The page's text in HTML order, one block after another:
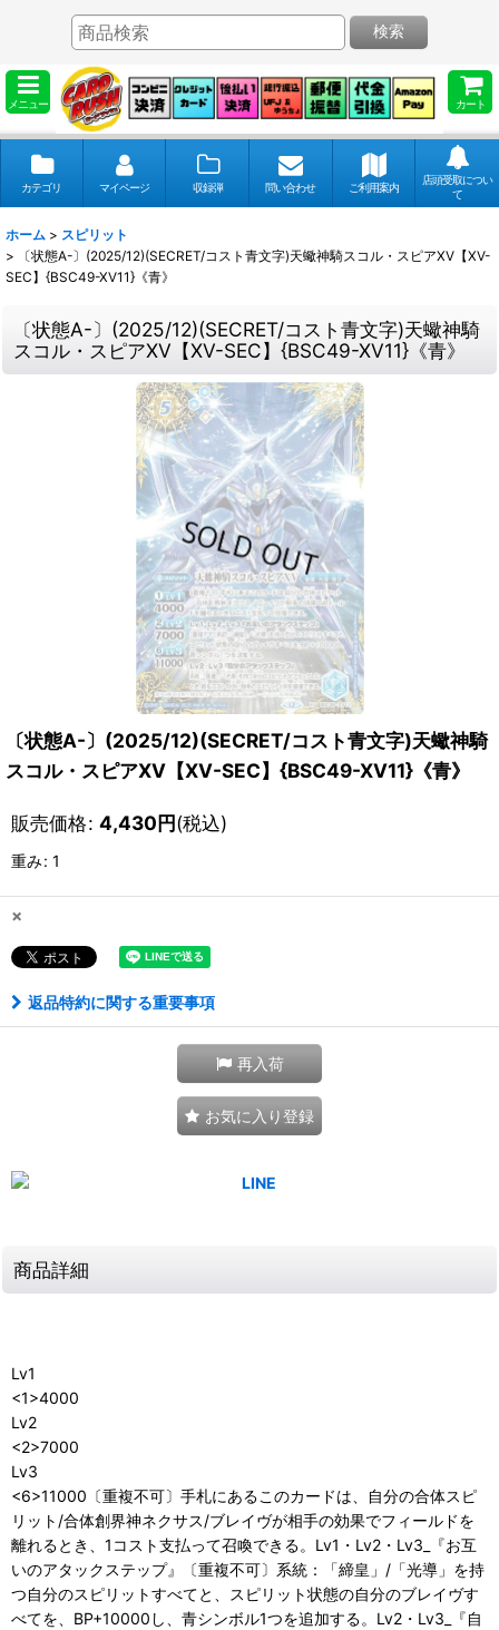
メニュー カート
検索
カテゴリ マイページ 収録弾 問い合わせ ご利用案内
店頭受取につい
て
ホーム > スピリット
>
〔状態A-〕(2025/12)(SECRET/コスト青文字)天蠍神騎スコル・スピアXV【XV-
SEC】{BSC49-XV11}《青》
〔状態A-〕(2025/12)(SECRET/コスト青文字)天蠍神騎
スコル・スピアXV【XV-SEC】{BSC49-XV11}《青》
〔状態A-〕(2025/12)(SECRET/コスト青文字)天蠍神騎
スコル・スピアXV【XV-SEC】{BSC49-XV11}《青》
販売価格: 4,430円(税込)
重み: 1
×
返品特約に関する重要事項
再入荷
お気に入り登録
商品詳細
Lv1
<1>4000
Lv2
<2>7000
Lv3
<6>11000〔重複不可〕手札にあるこのカードは、自分の合体スピ
リット/合体創界神ネクサス/ブレイヴが相手の効果でフィールドを
離れるとき、1コスト支払って召喚できる。Lv1・Lv2・Lv3_『お互
いのアタックステップ』〔重複不可〕系統：「締皇」/「光導」を持
つ自分のスピリットすべてと、スピリット状態の自分のブレイヴす
べてを、BP+10000し、青シンボル1つを追加する。Lv2・Lv3_『自